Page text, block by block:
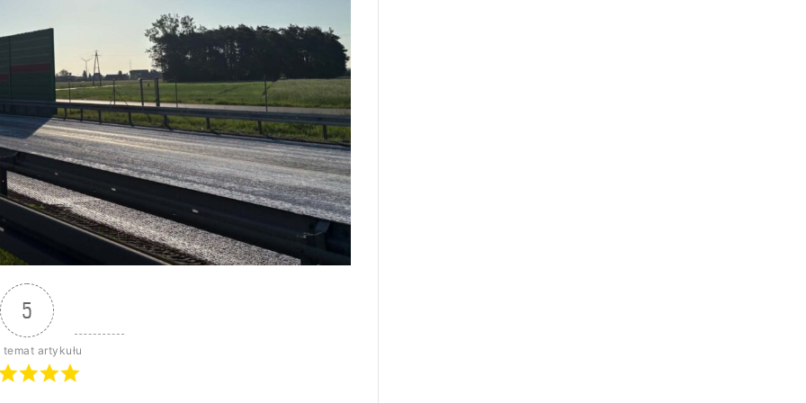
5
temat artykułu